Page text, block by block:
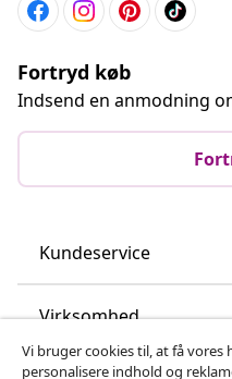
Fortryd køb
Indsend en anmodning
Kundeservice
Virksomhed
Vi bruger cookies til, at få
personalisere indhold og